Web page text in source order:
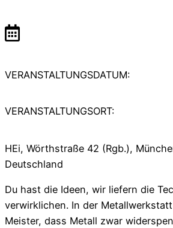
VERANSTALTUNGSDATUM:
VERANSTALTUNGSORT:
HEi, Wörthstraße 42 (Rgb.),
Deutschland
Du hast die Ideen, wir liefern die
verwirklichen. In der
Meister, dass Metall zwar